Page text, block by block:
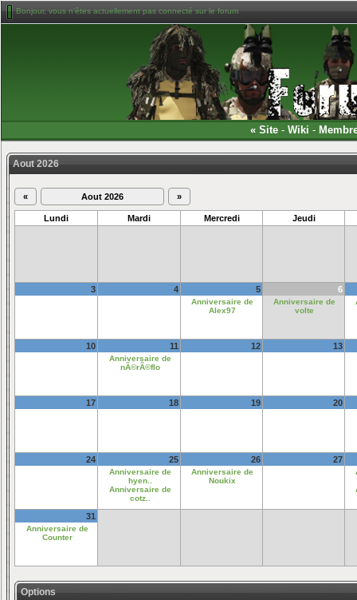
Bonjour, vous n'êtes actuellement pas connecté sur le forum
« Site - Wiki -
Aout 2026
« Aout 2026 »
Lundi Mardi Mercredi Jeudi
3 4 5
Anniversaire de
Alex97
6
Anniversaire de
volte
10 11
Anniversaire de
nÃ©rÃ©flo
12 13
17 18 19 20
24 25
Anniversaire de
hyen..
Anniversaire de
cotz..
26
Anniversaire de
Noukix
27
31
Anniversaire de
Counter
Options